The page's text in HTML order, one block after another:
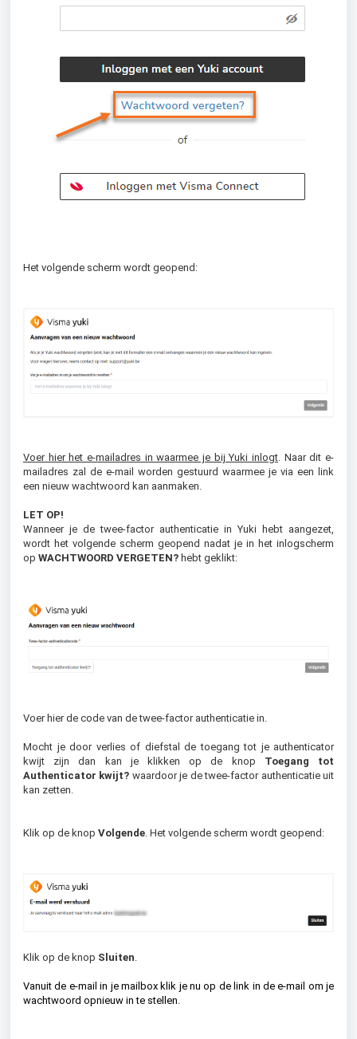
Het volgende scherm wordt geopend:
Voer hier het e-mailadres in waarmee je bij Yuki inlogt . Naar dit e-
mailadres zal de e-mail worden gestuurd waarmee je via een link
een nieuw wachtwoord kan aanmaken.
LET OP!
Wanneer je de twee-factor authenticatie in Yuki hebt aangezet,
wordt het volgende scherm geopend nadat je in het inlogscherm
op WACHTWOORD VERGETEN? hebt geklikt:
Voer hier de code van de twee-factor authenticatie in.
Mocht je door verlies of diefstal de toegang tot je authenticator
kwijt zijn dan kan je klikken op de knop Toegang tot
Authenticator kwijt? waardoor je de twee-factor authenticatie uit
kan zetten.
Klik op de knop Volgende . Het volgende scherm wordt geopend:
Klik op de knop Sluiten
Vanuit de e-mail in je mailbox klik je nu op de link in de e-mail om je
wachtwoord opnieuw in te stellen.